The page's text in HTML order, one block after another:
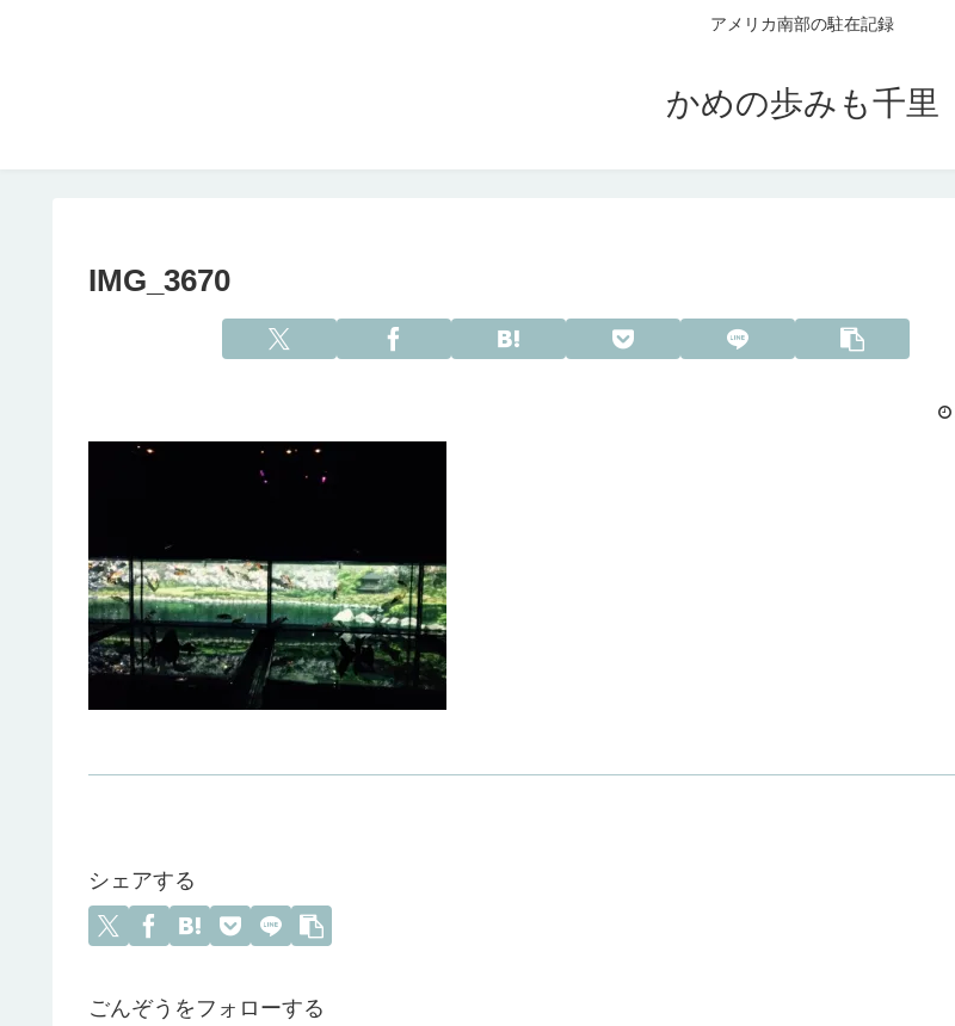
アメリカ南部の駐在記録
かめの歩みも千里
IMG_3670
シェアする
ごんぞうをフォローする